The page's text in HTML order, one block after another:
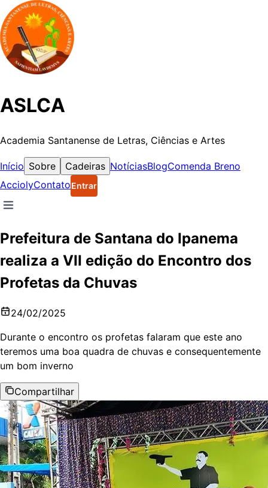
ASLCA
Academia Santanense de Letras, Ciências e Artes
Início Sobre Cadeiras NotíciasBlogComenda Breno
AcciolyContatoEntrar
Prefeitura de Santana do Ipanema
realiza a VII edição do Encontro dos
Profetas da Chuvas
24/02/2025
Durante o encontro os profetas falaram que este ano
teremos uma boa quadra de chuvas e consequentemente
um bom inverno
Compartilhar